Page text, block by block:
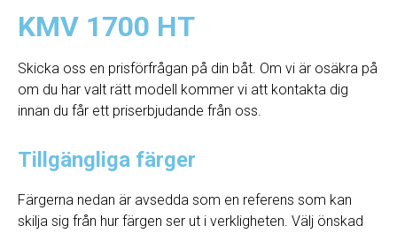
KMV 1700 HT
Skicka oss en prisförfrågan på din båt. Om vi ​​är osäkra på
om du har valt rätt modell kommer vi att kontakta dig
innan du får ett priserbjudande från oss.
Tillgängliga färger
Färgerna nedan är avsedda som en referens som kan
skilja sig från hur färgen ser ut i verkligheten. Välj önskad